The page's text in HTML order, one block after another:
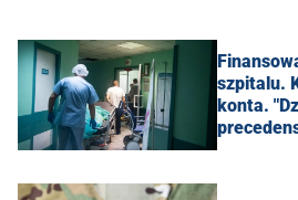
szpitalu.
konta.